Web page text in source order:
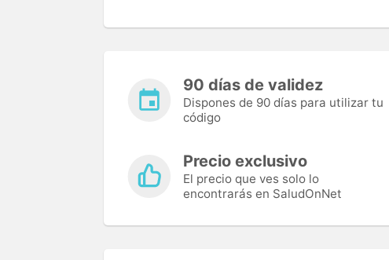
90 días de validez
Dispones de 90 días para utilizar tu
código
Precio exclusivo
El precio que ves solo lo
encontrarás en SaludOnNet